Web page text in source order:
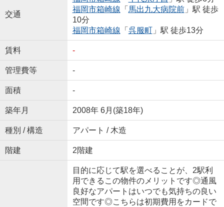
交通
福岡市箱崎線 「 馬出九大病院前」駅 徒歩
10分
福岡市箱崎線 「 呉服町」駅 徒歩13分
賃料 -
管理費等 -
面積 -
築年月 2008年 6月(築18年)
種別 / 構造 アパート / 木造
階建 2階建
目的に応じて駅を選べることが、2駅利
用できるこの物件のメリットです◎通風
良好なアパートはいつでも気持ちの良い
空間です◎こちらは初期費用をカードで